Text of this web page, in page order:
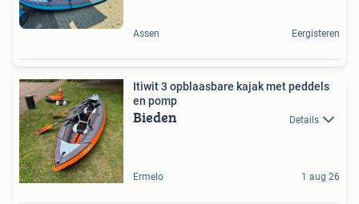
Assen Eergisteren
Itiwit 3 opblaasbare kajak met peddels
en pomp
Bieden Details
Ermelo 1 aug 26